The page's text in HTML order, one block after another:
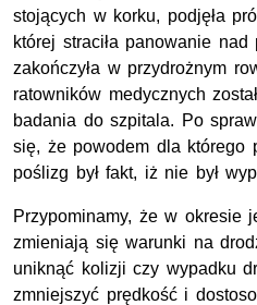
stojących w korku, podjęła
której straciła panowanie nad
zakończyła w przydrożnym
ratowników medycznych
badania do szpitala. Po
się, że powodem dla którego
poślizg był fakt, iż nie był
Przypominamy, że w okresie
zmieniają się warunki na
uniknąć kolizji czy wypadku
zmniejszyć prędkość i